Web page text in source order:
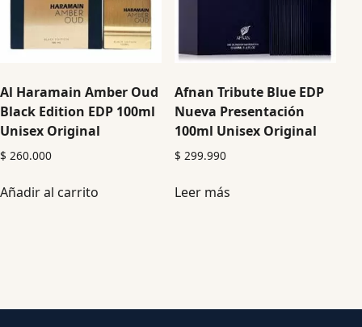
Al Haramain Amber Oud
Black Edition EDP 100ml
Unisex Original
$ 260.000
Añadir al carrito
Afnan Tribute Blue EDP
Nueva Presentación
100ml Unisex Original
$ 299.990
Leer más